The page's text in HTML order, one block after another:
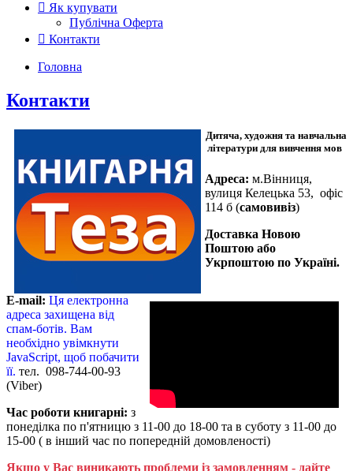
Як купувати
Публічна Оферта
Контакти
Головна
Контакти
Дитяча, художня та навчальна
літератури для вивчення мов
Адреса: м.Вінниця,
вулиця Келецька 53, офіс
114 б (самовивіз)
Доставка Новою
Поштою або
Укрпоштою по Україні.
E-mail: Ця електронна
адреса захищена від
спам-ботів. Вам
необхідно увімкнути
JavaScript, щоб побачити
її. тел. 098-744-00-93
(Viber)
Час роботи книгарні: з
понеділка по п'ятницю з 11-00 до 18-00 та в суботу з 11-00 до
15-00 ( в інший час по попередній домовленості)
Якщо у Вас виникають проблеми із замовленням - дайте